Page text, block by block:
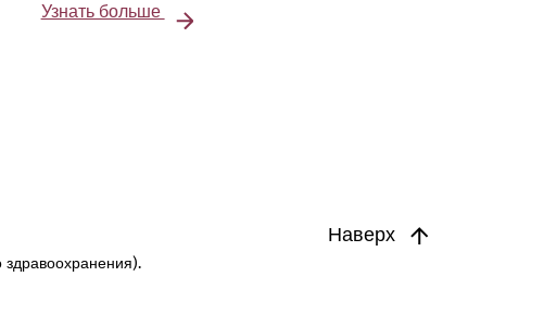
Узнать больше
Наверх